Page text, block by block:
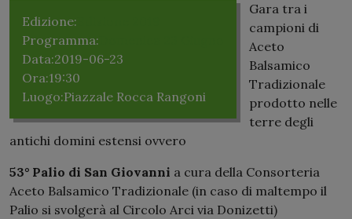
Edizione:
Programma:
Data:2019-06-23
Ora:19:30
Luogo:Piazzale Rocca Rangoni
Gara tra i
campioni di
Aceto
Balsamico
Tradizionale
prodotto nelle
terre degli
antichi domini estensi ovvero
53° Palio di San Giovanni a cura della Consorteria
Aceto Balsamico Tradizionale (in caso di maltempo il
Palio si svolgerà al Circolo Arci via Donizetti)